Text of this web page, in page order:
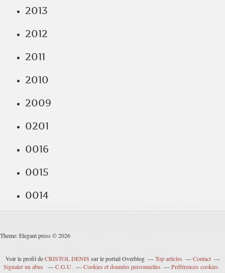
2013
2012
2011
2010
2009
0201
0016
0015
0014
Theme: Elegant press © 2026
Voir le profil deCRISTOL DENIS sur le portail Overblog Top articles
Contact
Signaler un abus
C.G.U. Cookies et données personnelles Préférences cookies